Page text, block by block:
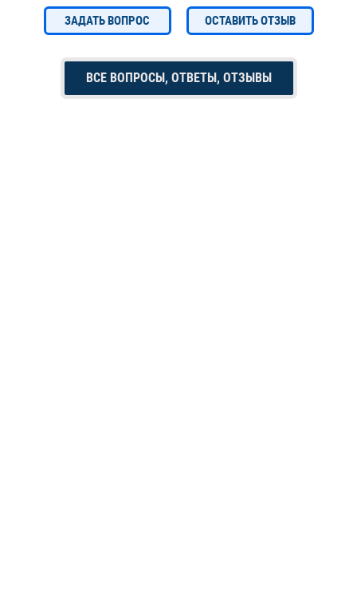
ЗАДАТЬ ВОПРОС ОСТАВИТЬ ОТЗЫВ
ВСЕ ВОПРОСЫ, ОТВЕТЫ, ОТЗЫВЫ